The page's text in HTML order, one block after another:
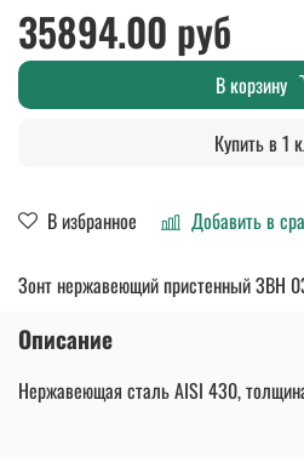
В избранное Добавить в
35894.00 руб
В корзину
Купить в 1
Зонт нержавеющий пристенный ЗВН
Описание
Нержавеющая сталь AISI 430,